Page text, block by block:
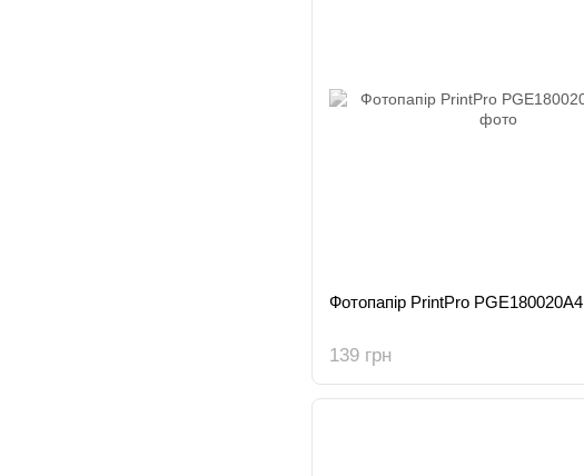
Фотопапір PrintPro PGE180020A4
139 грн